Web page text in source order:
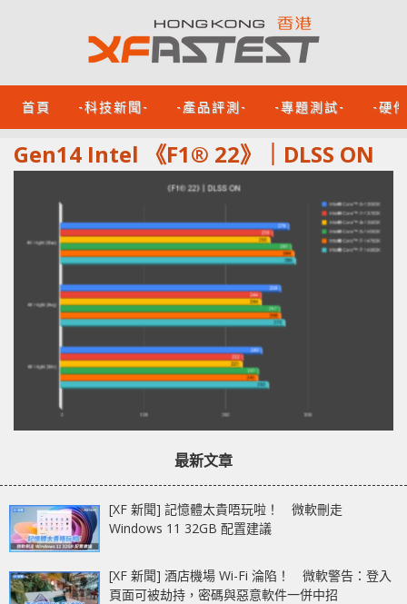
首頁 -科技新聞- -產品評測- -專題測試- -硬
Gen14 Intel 《F1® 22》｜DLSS ON
最新文章
[XF 新聞] 記憶體太貴唔玩啦！ 微軟刪走
Windows 11 32GB 配置建議
[XF 新聞] 酒店機場 Wi-Fi 淪陷！ 微軟警告：登入
頁面可被劫持，密碼與惡意軟件一併中招